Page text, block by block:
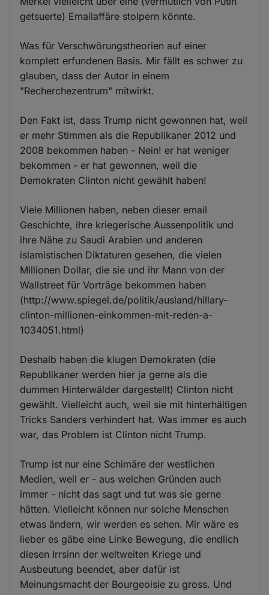
getsuerte) Emailaffäre stolpern könnte.
Was für Verschwörungstheorien auf einer
komplett erfundenen Basis. Mir fällt es schwer zu
glauben, dass der Autor in einem
"Recherchezentrum" mitwirkt.
Den Fakt ist, dass Trump nicht gewonnen hat, weil
er mehr Stimmen als die Republikaner 2012 und
2008 bekommen haben - Nein! er hat weniger
bekommen - er hat gewonnen, weil die
Demokraten Clinton nicht gewählt haben!
Viele Millionen haben, neben dieser email
Geschichte, ihre kriegerische Aussenpolitik und
ihre Nähe zu Saudi Arabien und anderen
islamistischen Diktaturen gesehen, die vielen
Millionen Dollar, die sie und ihr Mann von der
Wallstreet für Vorträge bekommen haben
(http://www.spiegel.de/politik/ausland/hillary-
clinton-millionen-einkommen-mit-reden-a-
1034051.html)
Deshalb haben die klugen Demokraten (die
Republikaner werden hier ja gerne als die
dummen Hinterwälder dargestellt) Clinton nicht
gewählt. Vielleicht auch, weil sie mit hinterhältigen
Tricks Sanders verhindert hat. Was immer es auch
war, das Problem ist Clinton nicht Trump.
Trump ist nur eine Schimäre der westlichen
Medien, weil er - aus welchen Gründen auch
immer - nicht das sagt und tut was sie gerne
hätten. Vielleicht können nur solche Menschen
etwas ändern, wir werden es sehen. Mir wäre es
lieber es gäbe eine Linke Bewegung, die endlich
diesen Irrsinn der weltweiten Kriege und
Ausbeutung beendet, aber dafür ist
Meinungsmacht der Bourgeoisie zu gross. Und